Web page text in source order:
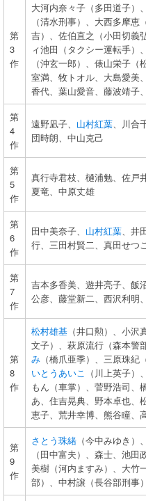
第
3
作
大河内奈々子（多田道子）
（清水刑事）、大西多摩
吉）、佐伯直之（小田切義
ィ池田（タクシー運転手）
（沖玄一郎）、俵山栄子
室満、牧トオル、大島愛美
香代、葉山愛音、藤波靖子
第
4
作
遠野凪子、 山村紅葉、川合
団時朗、中山克己
第
5
作
真行寺君枝、樋浦勉、佐戸
夏竜、中原丈雄
第
6
作
田中美奈子、 山村紅葉、井
行、三田村賢二、真田せつ
第
7
作
吉本多香美、遊井亮子、飯
公彦、藤堂新二、西沢利明
第
8
作
松村雄基 （井口勲）、小
文子）、萩原流行（森本警
み （橋爪亜季）、三原珠紀
いとうあいこ （川上英子
もん（車掌）、菅野浩司、
あ、住吉晃典、野本卓也、
恵子、荒井幸博、熊谷瞳、
第
9
作
さとう珠緒 （今中みゆき
（田中富夫）、森士、池
美樹（河内ますみ）、大竹
部）、中村譲（長谷部刑事）